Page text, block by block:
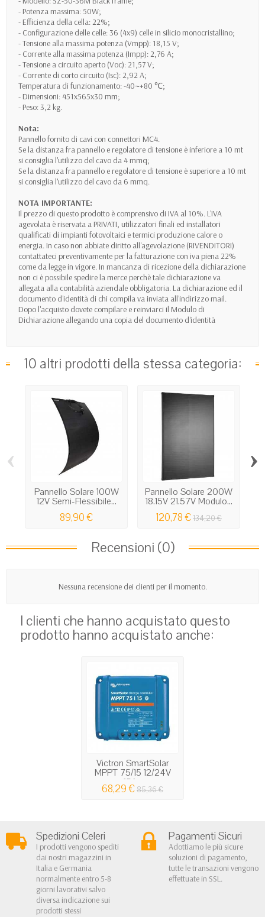
- Potenza massima: 50W;
- Efficienza della cella: 22%;
- Configurazione delle celle: 36 (4x9) celle in silicio monocristallino;
- Tensione alla massima potenza (Vmpp): 18,15 V;
- Corrente alla massima potenza (Impp): 2,76 A;
- Tensione a circuito aperto (Voc): 21,57 V;
- Corrente di corto circuito (Isc): 2,92 A;
Temperatura di funzionamento: -40~+80 ℃;
- Dimensioni: 451x565x30 mm;
- Peso: 3,2 kg.
Nota:
Pannello fornito di cavi con connettori MC4.
Se la distanza fra pannello e regolatore di tensione è inferiore a 10 mt
si consiglia l’utilizzo del cavo da 4 mmq;
Se la distanza fra pannello e regolatore di tensione è superiore a 10 mt
si consiglia l’utilizzo del cavo da 6 mmq.
NOTA IMPORTANTE:
Il prezzo di questo prodotto è comprensivo di IVA al 10%. L'IVA
agevolata è riservata a PRIVATI, utilizzatori finali ed installatori
qualificati di impianti fotovoltaici e termici produzione calore o
energia. In caso non abbiate diritto all'agevolazione (RIVENDITORI)
contattateci preventivamente per la fatturazione con iva piena 22%
come da legge in vigore. In mancanza di ricezione della dichiarazione
non ci è possibile spedire la merce perchè tale dichiarazione va
allegata alla contabilità aziendale obbligatoria. La dichiarazione ed il
documento d'identità di chi compila va inviata all'indirizzo mail.
Dopo l'acquisto dovete compilare e reinviarci il Modulo di
Dichiarazione allegando una copia del documento d'identità
10 altri prodotti della stessa categoria:
Pannello Solare 100W
12V Semi-Flessibile...
89,90 €
Pannello Solare 200W
18.15V 21.57V Modulo...
120,78 €134,20 €
‹ ›
Recensioni (0)
Nessuna recensione dei clienti per il momento.
I clienti che hanno acquistato questo
prodotto hanno acquistato anche:
Victron SmartSolar
MPPT 75/15 12/24V
15A...
68,29 €85,36 €
Spedizioni Celeri
I prodotti vengono spediti
dai nostri magazzini in
Italia e Germania
normalmente entro 5-8
giorni lavorativi salvo
diversa indicazione sui
prodotti stessi
Pagamenti Sicuri
Adottiamo le più sicure
soluzioni di pagamento,
tutte le transazioni vengono
effettuate in SSL.